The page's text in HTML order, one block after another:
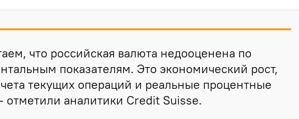
что российская валюта недооценена по
показателям. Это экономический рост,
текущих операций и реальные процентные
отметили аналитики Credit Suisse.